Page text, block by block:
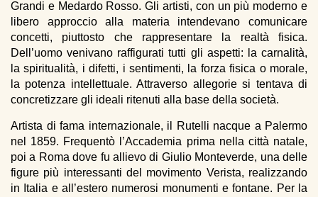
Grandi e Medardo Rosso. Gli artisti, con un più moderno e
libero approccio alla materia intendevano comunicare
concetti, piuttosto che rappresentare la realtà fisica.
Dell’uomo venivano raffigurati tutti gli aspetti: la carnalità,
la spiritualità, i difetti, i sentimenti, la forza fisica o morale,
la potenza intellettuale. Attraverso allegorie si tentava di
concretizzare gli ideali ritenuti alla base della società.
Artista di fama internazionale, il Rutelli nacque a Palermo
nel 1859. Frequentò l’Accademia prima nella città natale,
poi a Roma dove fu allievo di Giulio Monteverde, una delle
figure più interessanti del movimento Verista, realizzando
in Italia e all’estero numerosi monumenti e fontane. Per la